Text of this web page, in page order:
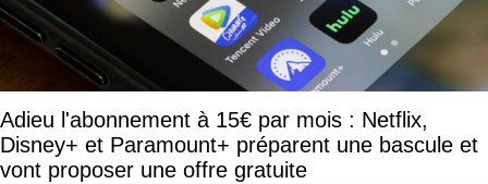
Adieu l'abonnement à 15€ par mois : Netflix,
Disney+ et Paramount+ préparent une bascule et
vont proposer une offre gratuite